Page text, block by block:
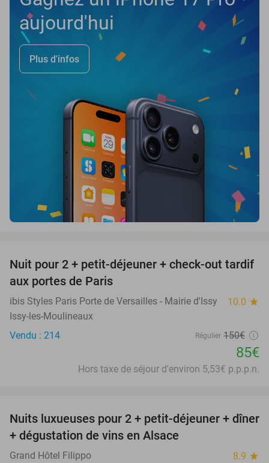
aujourd'hui
Plus d'infos
43%
Nuit pour 2 + petit-déjeuner + check-out tardif
aux portes de Paris
ibis Styles Paris Porte de Versailles - Mairie d'Issy 10.0 star
Issy-les-Moulineaux
Vendu : 214
Régulier 150€
85€
Hors taxe de séjour d'environ 5,53€ p.p.p.n.
28%
Nuits luxueuses pour 2 + petit-déjeuner + dîner
+ dégustation de vins en Alsace
Grand Hôtel Filippo 8.9 star